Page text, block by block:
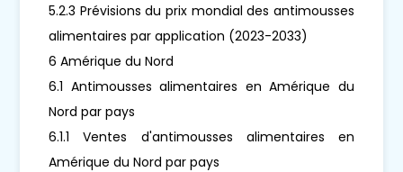
5.2.3 Prévisions du prix mondial des antimousses
alimentaires par application (2023-2033)
6 Amérique du Nord
6.1 Antimousses alimentaires en Amérique du
Nord par pays
6.1.1 Ventes d'antimousses alimentaires en
Amérique du Nord par pays